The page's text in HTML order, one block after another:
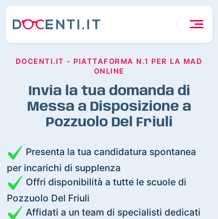
DOCENTI.IT - PIATTAFORMA N.1 PER LA MAD
ONLINE
Invia la tua domanda di
Messa a Disposizione a
Pozzuolo Del Friuli
Presenta la tua candidatura spontanea
per incarichi di supplenza
Offri disponibilità a tutte le scuole di
Pozzuolo Del Friuli
Affidati a un team di specialisti dedicati